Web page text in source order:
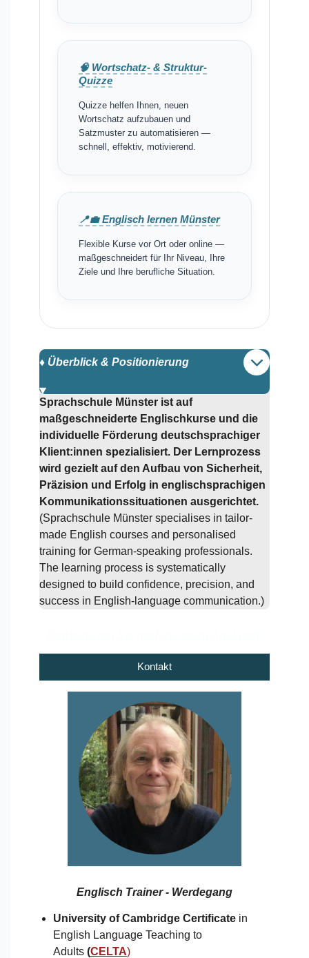
🧠 Wortschatz- & Struktur-
Quizze
Quizze helfen Ihnen, neuen
Wortschatz aufzubauen und
Satzmuster zu automatisieren —
schnell, effektiv, motivierend.
📍💼 Englisch lernen Münster
Flexible Kurse vor Ort oder online —
maßgeschneidert für Ihr Niveau, Ihre
Ziele und Ihre berufliche Situation.
♦️ Überblick & Positionierung
Sprachschule Münster ist auf
maßgeschneiderte Englischkurse und die
individuelle Förderung deutschsprachiger
Klient:innen spezialisiert. Der Lernprozess
wird gezielt auf den Aufbau von Sicherheit,
Präzision und Erfolg in englischsprachigen
Kommunikationssituationen ausgerichtet.
(Sprachschule Münster specialises in tailor-
made English courses and personalised
training for German-speaking professionals.
The learning process is systematically
designed to build confidence, precision, and
success in English-language communication.)
Kontakt
Englisch Trainer - Werdegang
University of Cambridge Certificatein
English Language Teaching to
Adults (CELTA)